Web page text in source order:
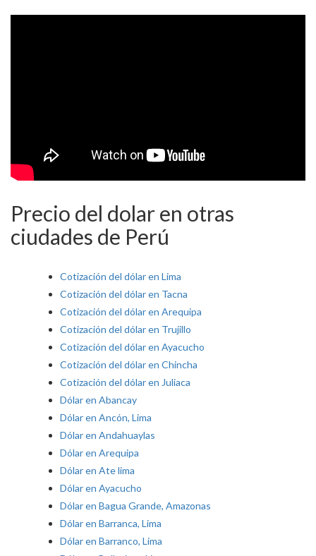
Precio del dolar en otras
ciudades de Perú
Cotización del dólar en Lima
Cotización del dólar en Tacna
Cotización del dólar en Arequipa
Cotización del dólar en Trujillo
Cotización del dólar en Ayacucho
Cotización del dólar en Chincha
Cotización del dólar en Juliaca
Dólar en Abancay
Dólar en Ancón, Lima
Dólar en Andahuaylas
Dólar en Arequipa
Dólar en Ate lima
Dólar en Ayacucho
Dólar en Bagua Grande, Amazonas
Dólar en Barranca, Lima
Dólar en Barranco, Lima